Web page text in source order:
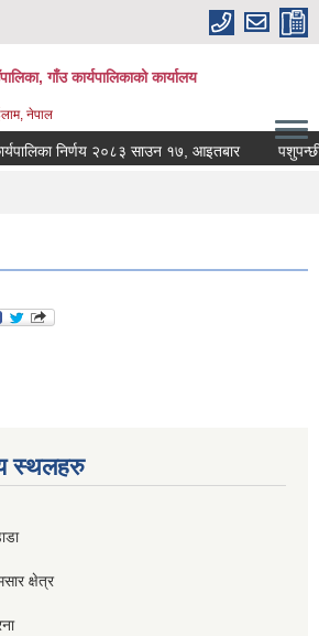
गाँउ कार्यपालिकाको कार्यालय
नेपाल
निर्णय २०८३ साउन १७, आइतबार
स्थलहरु
क्षेत्र